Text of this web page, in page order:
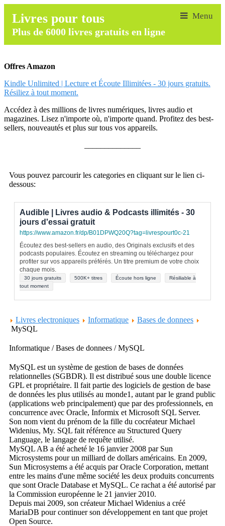
Livres pour tous
Plus de 6000 livres gratuits en ligne
Offres Amazon
Kindle Unlimited | Lecture et Écoute Illimitées - 30 jours gratuits.
Résiliez à tout moment.
Accédez à des millions de livres numériques, livres audio et
magazines. Lisez n'importe où, n'importe quand. Profitez des best-
sellers, nouveautés et plus sur tous vos appareils.
Vous pouvez parcourir les categories en cliquant sur le lien ci-
dessous:
Audible | Livres audio & Podcasts illimités - 30
jours d'essai gratuit
https://www.amazon.fr/dp/B01DPWQ20Q?tag=livrespourt0c-21
Écoutez des best-sellers en audio, des Originals exclusifs et des
podcasts populaires. Écoutez en streaming ou téléchargez pour
profiter sur vos appareils préférés. Un titre premium de votre choix
chaque mois.
30 jours gratuits 500K+ titres Écoute hors ligne
Résiliable à
tout moment
Livres electroniques Informatique
Bases de donnees
MySQL
Informatique / Bases de donnees / MySQL
MySQL est un système de gestion de bases de données
relationnelles (SGBDR). Il est distribué sous une double licence
GPL et propriétaire. Il fait partie des logiciels de gestion de base
de données les plus utilisés au monde1, autant par le grand public
(applications web principalement) que par des professionnels, en
concurrence avec Oracle, Informix et Microsoft SQL Server.
Son nom vient du prénom de la fille du cocréateur Michael
Widenius, My. SQL fait référence au Structured Query
Language, le langage de requête utilisé.
MySQL AB a été acheté le 16 janvier 2008 par Sun
Microsystems pour un milliard de dollars américains. En 2009,
Sun Microsystems a été acquis par Oracle Corporation, mettant
entre les mains d'une même société les deux produits concurrents
que sont Oracle Database et MySQL. Ce rachat a été autorisé par
la Commission européenne le 21 janvier 2010.
Depuis mai 2009, son créateur Michael Widenius a créé
MariaDB pour continuer son développement en tant que projet
Open Source.